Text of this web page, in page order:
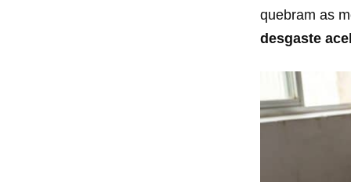
quebram as
desgaste